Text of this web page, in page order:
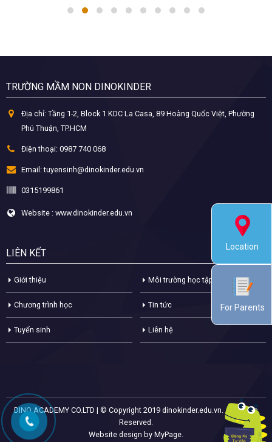
TRƯỜNG MẦM NON DINOKINDER
Địa chỉ: Tầng 1-2, Block 1 KDC La Casa, 89 Hoàng Quốc Việt, Phường
Phú Thuận, TP.HCM
Điện thoại: 0987 740 068
Email: tuyensinh@dinokinder.edu.vn
0315199861
Website : www.dinokinder.edu.vn
LIÊN KẾT
Giới thiệu
Chương trình học
Tuyển sinh
Môi trường học tập
Tin tức
Liên hệ
DINO ACADEMY CO.LTD | © Copyright 2019 dinokinder.edu.vn. All Rights
Reserved.
Website design by MyPage.
Location
For Parents